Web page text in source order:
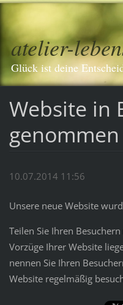
atelier-
Glück ist deine
Website in
genommen
10.07.2014 11:56
Unsere neue Website
Teilen Sie Ihren
Vorzüge Ihrer Website
nennen Sie Ihren
Website regelmäßig